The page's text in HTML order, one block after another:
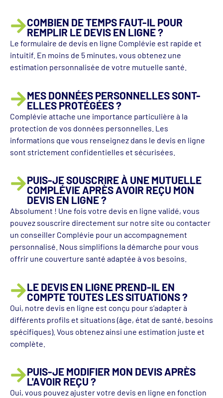
COMBIEN DE TEMPS FAUT-IL POUR
REMPLIR LE DEVIS EN LIGNE ?
Le formulaire de devis en ligne Complévie est rapide et
intuitif. En moins de 5 minutes, vous obtenez une
estimation personnalisée de votre mutuelle santé.
MES DONNÉES PERSONNELLES SONT-
ELLES PROTÉGÉES ?
Complévie attache une importance particulière à la
protection de vos données personnelles. Les
informations que vous renseignez dans le devis en ligne
sont strictement confidentielles et sécurisées.
PUIS-JE SOUSCRIRE À UNE MUTUELLE
COMPLÉVIE APRÈS AVOIR REÇU MON
DEVIS EN LIGNE ?
Absolument ! Une fois votre devis en ligne validé, vous
pouvez souscrire directement sur notre site ou contacter
un conseiller Complévie pour un accompagnement
personnalisé. Nous simplifions la démarche pour vous
offrir une couverture santé adaptée à vos besoins.
LE DEVIS EN LIGNE PREND-IL EN
COMPTE TOUTES LES SITUATIONS ?
Oui, notre devis en ligne est conçu pour s’adapter à
différents profils et situations (âge, état de santé, besoins
spécifiques). Vous obtenez ainsi une estimation juste et
complète.
PUIS-JE MODIFIER MON DEVIS APRÈS
L'AVOIR REÇU ?
Oui, vous pouvez ajuster votre devis en ligne en fonction